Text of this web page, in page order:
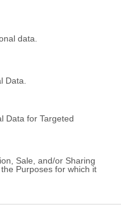
data.
Data.
Data for Targeted
Sale, and/or Sharing
Purposes for which it